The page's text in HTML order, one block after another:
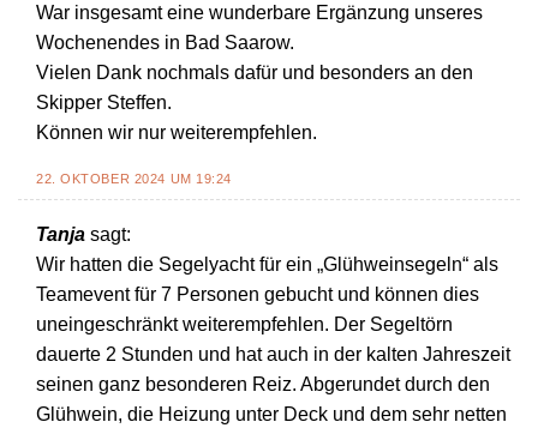
War insgesamt eine wunderbare Ergänzung unseres
Wochenendes in Bad Saarow.
Vielen Dank nochmals dafür und besonders an den
Skipper Steffen.
Können wir nur weiterempfehlen.
22. OKTOBER 2024 UM 19:24
Tanja sagt:
Wir hatten die Segelyacht für ein „Glühweinsegeln“ als
Teamevent für 7 Personen gebucht und können dies
uneingeschränkt weiterempfehlen. Der Segeltörn
dauerte 2 Stunden und hat auch in der kalten Jahreszeit
seinen ganz besonderen Reiz. Abgerundet durch den
Glühwein, die Heizung unter Deck und dem sehr netten